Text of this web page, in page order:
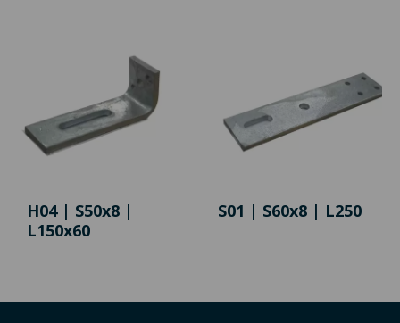
H04 | S50x8 |
L150x60
S01 | S60x8 | L250